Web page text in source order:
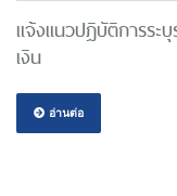
แจ้งแนวปฎิบัติการระ
เงิน
อ่านต่อ